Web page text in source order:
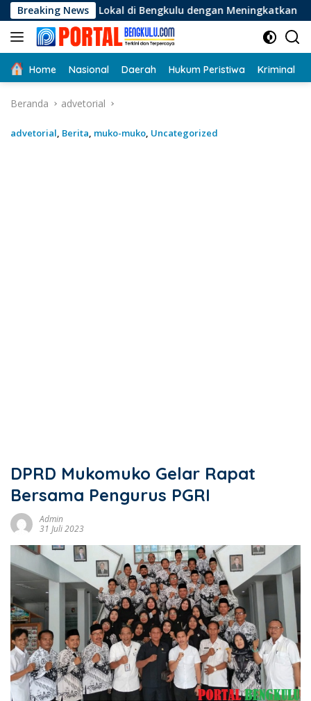
Langsung
ke
konten
Breaking News
di Bengkulu dengan Meningkatkan Ruang Publik dan
Home Nasional Daerah Hukum Peristiwa Kriminal
Beranda advetorial
advetorial, Berita, muko-muko, Uncategorized
DPRD Mukomuko Gelar Rapat
Bersama Pengurus PGRI
Admin
31 Juli 2023